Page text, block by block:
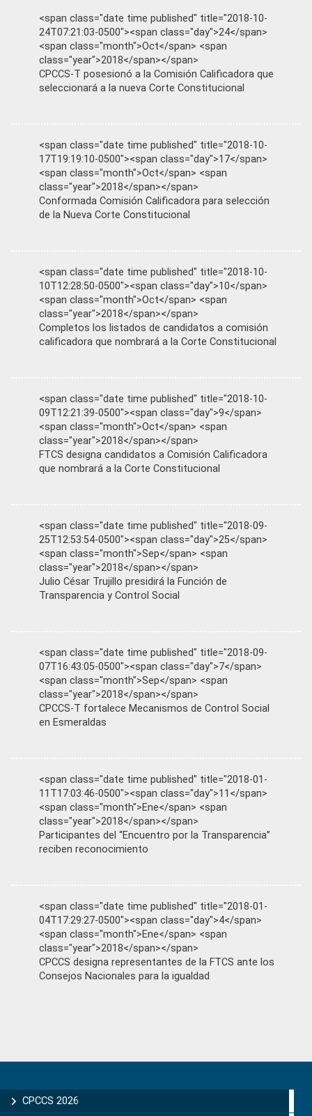
<span class="date time published" title="2018-10-
24T07:21:03-0500"><span class="day">24</span>
<span class="month">Oct</span> <span
class="year">2018</span></span>
CPCCS-T posesionó a la Comisión Calificadora que
seleccionará a la nueva Corte Constitucional
<span class="date time published" title="2018-10-
17T19:19:10-0500"><span class="day">17</span>
<span class="month">Oct</span> <span
class="year">2018</span></span>
Conformada Comisión Calificadora para selección
de la Nueva Corte Constitucional
<span class="date time published" title="2018-10-
10T12:28:50-0500"><span class="day">10</span>
<span class="month">Oct</span> <span
class="year">2018</span></span>
Completos los listados de candidatos a comisión
calificadora que nombrará a la Corte Constitucional
<span class="date time published" title="2018-10-
09T12:21:39-0500"><span class="day">9</span>
<span class="month">Oct</span> <span
class="year">2018</span></span>
FTCS designa candidatos a Comisión Calificadora
que nombrará a la Corte Constitucional
<span class="date time published" title="2018-09-
25T12:53:54-0500"><span class="day">25</span>
<span class="month">Sep</span> <span
class="year">2018</span></span>
Julio César Trujillo presidirá la Función de
Transparencia y Control Social
<span class="date time published" title="2018-09-
07T16:43:05-0500"><span class="day">7</span>
<span class="month">Sep</span> <span
class="year">2018</span></span>
CPCCS-T fortalece Mecanismos de Control Social
en Esmeraldas
<span class="date time published" title="2018-01-
11T17:03:46-0500"><span class="day">11</span>
<span class="month">Ene</span> <span
class="year">2018</span></span>
Participantes del “Encuentro por la Transparencia”
reciben reconocimiento
<span class="date time published" title="2018-01-
04T17:29:27-0500"><span class="day">4</span>
<span class="month">Ene</span> <span
class="year">2018</span></span>
CPCCS designa representantes de la FTCS ante los
Consejos Nacionales para la igualdad
Sidebar
CPCCS 2026